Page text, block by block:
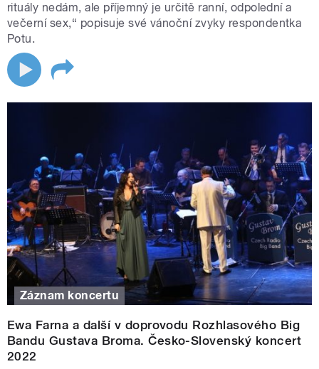
rituály nedám, ale příjemný je určitě ranní, odpolední a
večerní sex,“ popisuje své vánoční zvyky respondentka
Potu.
Záznam koncertu
Ewa Farna a další v doprovodu Rozhlasového Big
Bandu Gustava Broma. Česko-Slovenský koncert
2022